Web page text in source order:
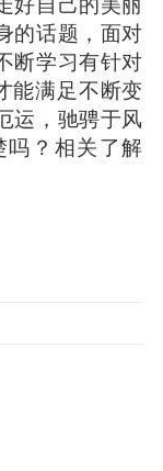
的话题，面对
断学习有针对
能满足不断变
运，驰骋于风
吗？相关了解